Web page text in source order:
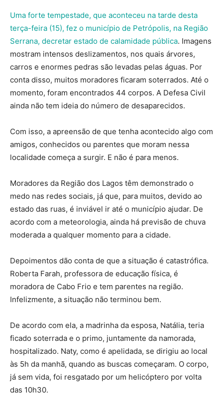
Uma forte tempestade, que aconteceu na tarde desta
terça-feira (15), fez o município de Petrópolis, na Região
Serrana, decretar estado de calamidade pública. Imagens
mostram intensos deslizamentos, nos quais árvores,
carros e enormes pedras são levadas pelas águas. Por
conta disso, muitos moradores ficaram soterrados. Até o
momento, foram encontrados 44 corpos. A Defesa Civil
ainda não tem ideia do número de desaparecidos.
Com isso, a apreensão de que tenha acontecido algo com
amigos, conhecidos ou parentes que moram nessa
localidade começa a surgir. E não é para menos.
Moradores da Região dos Lagos têm demonstrado o
medo nas redes sociais, já que, para muitos, devido ao
estado das ruas, é inviável ir até o município ajudar. De
acordo com a meteorologia, ainda há previsão de chuva
moderada a qualquer momento para a cidade.
Depoimentos dão conta de que a situação é catastrófica.
Roberta Farah, professora de educação física, é
moradora de Cabo Frio e tem parentes na região.
Infelizmente, a situação não terminou bem.
De acordo com ela, a madrinha da esposa, Natália, teria
ficado soterrada e o primo, juntamente da namorada,
hospitalizado. Naty, como é apelidada, se dirigiu ao local
às 5h da manhã, quando as buscas começaram. O corpo,
já sem vida, foi resgatado por um helicóptero por volta
das 10h30.